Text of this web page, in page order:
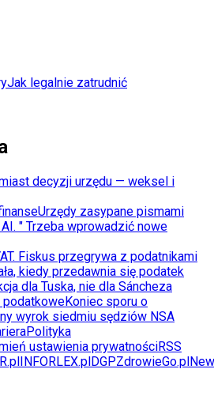
Jak legalnie zatrudnić
decyzji urzędu — weksel i
Urzędy zasypane pismami
" Trzeba wprowadzić nowe
Fiskus przegrywa z podatnikami
kiedy przedawnia się podatek
dla Tuska, nie dla Sáncheza
podatkoweKoniec sporu o
wyrok siedmiu sędziów NSA
Polityka
ustawienia prywatnościRSS
INFORLEX.plDGPZdrowieGo.pl